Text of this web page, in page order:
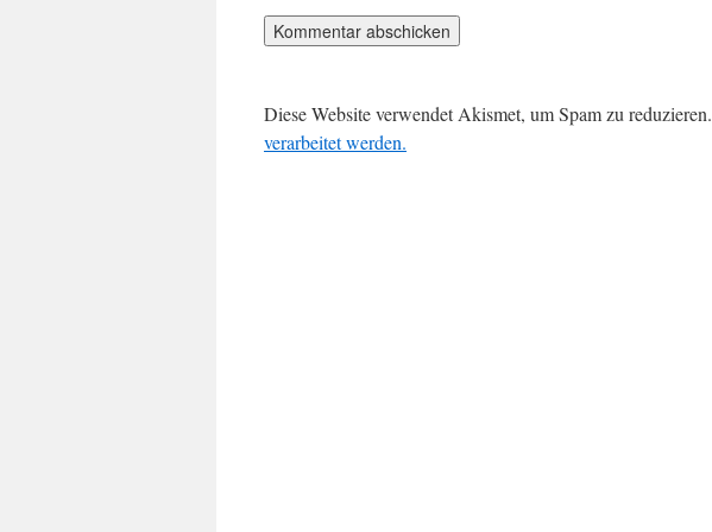
Diese Website verwendet Akismet, um Spam zu reduzieren.
verarbeitet werden.